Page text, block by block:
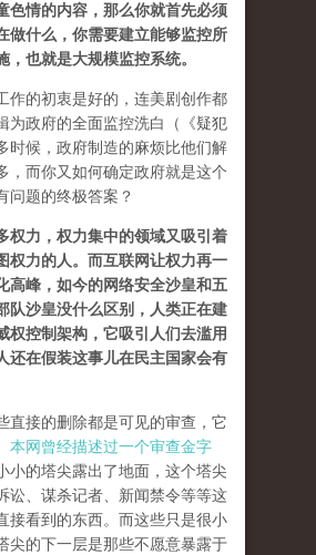
色情的内容，那么你就首先必须
做什么，你需要建立能够监控所
，也就是大规模监控系统。
作的初衷是好的，连美剧创作都
为政府的全面监控洗白（《疑犯
时候，政府制造的麻烦比他们解
，而你又如何确定政府就是这个
问题的终极答案？
权力，权力集中的领域又吸引着
权力的人。而互联网让权力再一
高峰，如今的网络安全沙皇和五
队沙皇没什么区别，人类正在建
权控制架构，它吸引人们去滥用
还在假装这事儿在民主国家会有
直接的删除都是可见的审查，它
本网曾经描述过一个审查金字
小的塔尖露出了地面，这个塔尖
讼、谋杀记者、新闻禁令等等这
接看到的东西。而这些只是很小
尖的下一层是那些不愿意暴露于